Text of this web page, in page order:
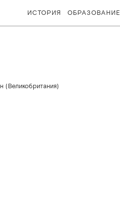
ИСТОРИЯ ОБРАЗОВАНИЕ